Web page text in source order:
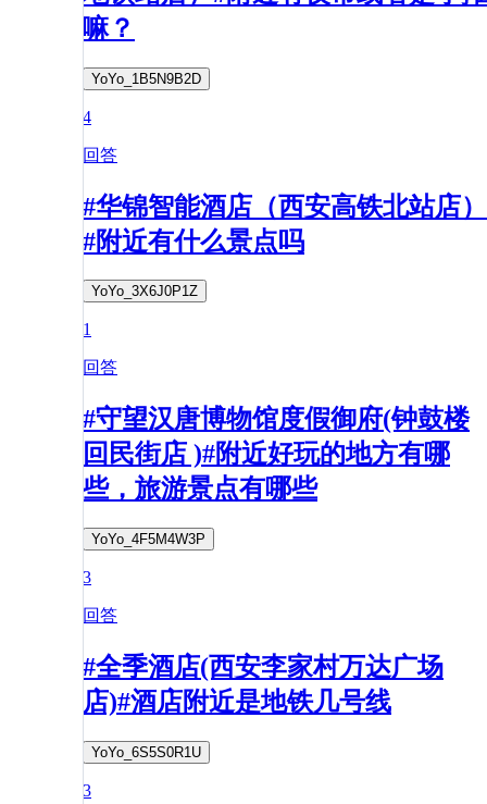
嘛？
YoYo_1B5N9B2D
4
回答
#华锦智能酒店（西安高铁北站店）
#附近有什么景点吗
YoYo_3X6J0P1Z
1
回答
#守望汉唐博物馆度假御府(钟鼓楼
回民街店 )#附近好玩的地方有哪
些，旅游景点有哪些
YoYo_4F5M4W3P
3
回答
#全季酒店(西安李家村万达广场
店)#酒店附近是地铁几号线
YoYo_6S5S0R1U
3